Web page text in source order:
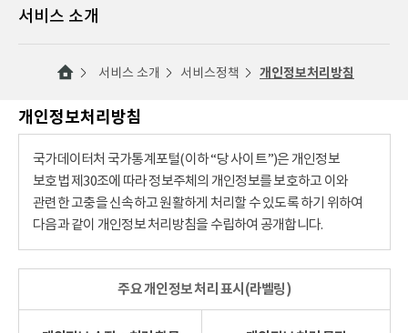
서비스 소개
서비스 소개 서비스정책 개인정보처리방침
개인정보처리방침
국가데이터처 국가통계포털(이하 “당 사이트”)은 개인정보
보호법 제30조에 따라 정보주체의 개인정보를 보호하고 이와
관련한 고충을 신속하고 원활하게 처리할 수 있도록 하기 위하여
다음과 같이 개인정보 처리방침을 수립하여 공개합니다.
주요 개인정보 처리 표시(라벨링)